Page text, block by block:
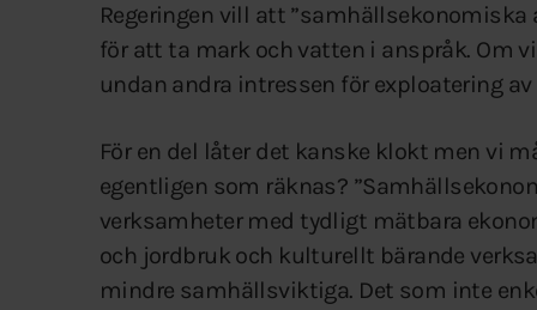
Regeringen vill att
för att ta mark och vatten i anspråk. Om
undan andra intressen för exploatering
För en del låter det kanske klokt men vi
egentligen som räknas?
verksamheter med tydligt mätbara
och jordbruk och kulturellt bärande
mindre samhällsviktiga. Det som inte